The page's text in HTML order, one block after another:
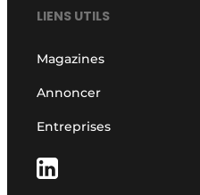
LIENS UTILS
Magazines
Annoncer
Entreprises